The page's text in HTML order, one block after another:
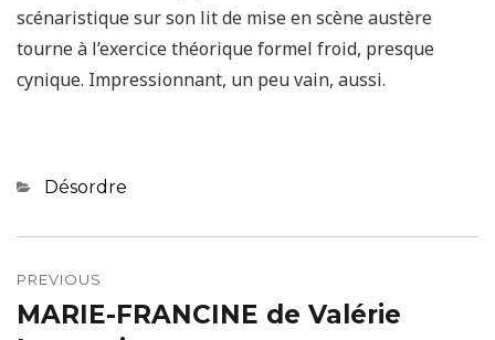
scénaristique sur son lit de mise en scène austère
tourne à l’exercice théorique formel froid, presque
cynique. Impressionnant, un peu vain, aussi.
Categories
Désordre
de
l’article
PREVIOUS
Previous
MARIE-FRANCINE de Valérie